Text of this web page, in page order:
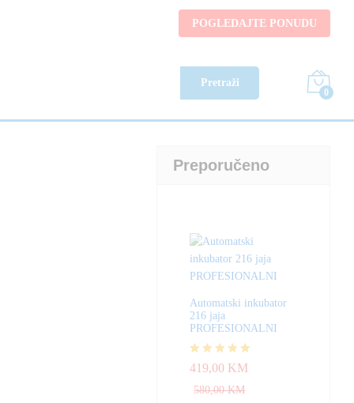
POGLEDAJTE PONUDU
Pretraži
0
Preporučeno
Automatski inkubator
216 jaja
PROFESIONALNI
Ocjenjeno
419,00 KM
580,00KM
84,90KM
149,90 KM
Naruči